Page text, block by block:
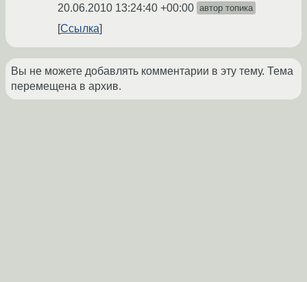
20.06.2010 13:24:40 +00:00 автор топика
Ссылка
Вы не можете добавлять комментарии в эту тему. Тема
перемещена в архив.